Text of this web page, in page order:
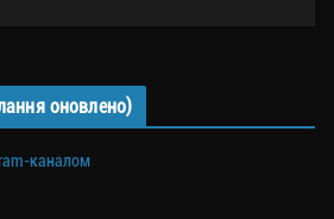
оновлено)
каналом